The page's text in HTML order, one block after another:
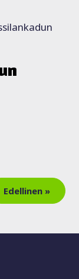
Edellinen »